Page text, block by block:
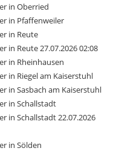
in Oberried
in Pfaffenweiler
in Reute
in Reute 27.07.2026 02:08
in Rheinhausen
in Riegel am Kaiserstuhl
in Sasbach am Kaiserstuhl
in Schallstadt
in Schallstadt 22.07.2026
in Sölden